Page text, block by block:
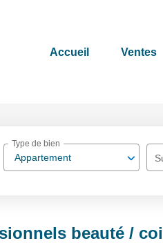
Accueil Ventes
Appartement
Type de bien
beauté /